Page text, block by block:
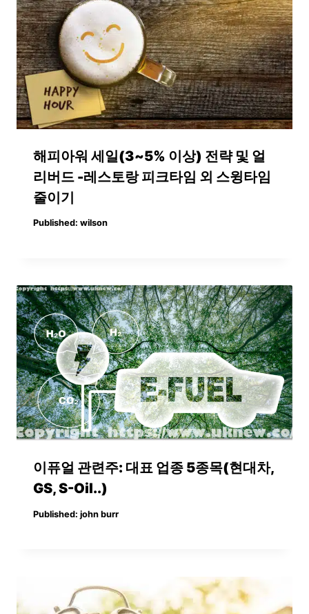
해피아워 세일(3~5% 이상) 전략 및 얼
리버드 -레스토랑 피크타임 외 스윙타임
줄이기
Published: wilson
이퓨얼 관련주: 대표 업종 5종목(현대차,
GS, S-Oil..)
Published: john burr